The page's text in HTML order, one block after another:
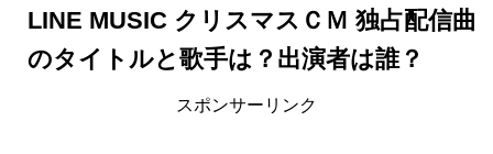
LINE MUSIC クリスマスＣＭ 独占配信曲
のタイトルと歌手は？出演者は誰？
スポンサーリンク